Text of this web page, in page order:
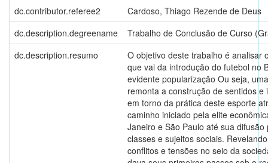
dc.contributor.referee2
Cardoso, Thiago Rezende de Deus
dc.description.degreename
Trabalho de Conclusão de Curso
dc.description.resumo
O objetivo deste trabalho é analisar
que vai da introdução do futebol no
evidente popularização Ou seja,
remonta a construção de sentidos e
em torno da prática deste esporte
caminho iniciado pela elite
Janeiro e São Paulo até sua difusão
classes e sujeitos sociais.
conflitos e tensões no seio da